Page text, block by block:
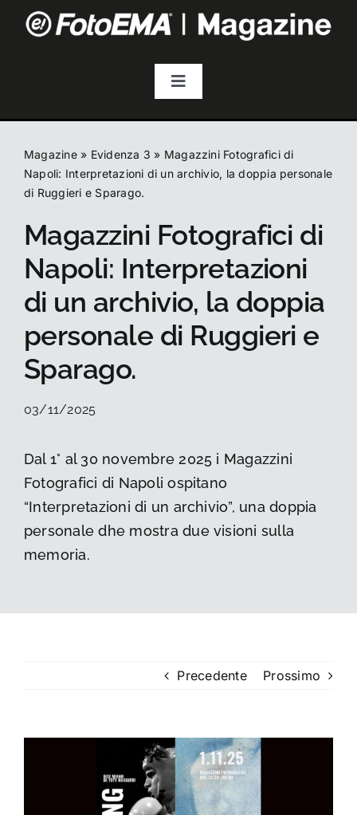
Toggle
Fotografia
Video & Streaming
Audio
Droni
Accessori
La foto del mese
Cerca
per:
Magazine» Evidenza 3 » Magazzini Fotografici di
Napoli: Interpretazioni di un archivio, la doppia personale
di Ruggieri e Sparago.
Magazzini Fotografici di
Napoli: Interpretazioni
di un archivio, la doppia
personale di Ruggieri e
Sparago.
03/11/2025
Dal 1° al 30 novembre 2025 i Magazzini
Fotografici di Napoli ospitano
“Interpretazioni di un archivio”, una doppia
personale dhe mostra due visioni sulla
memoria.
Precedente Prossimo